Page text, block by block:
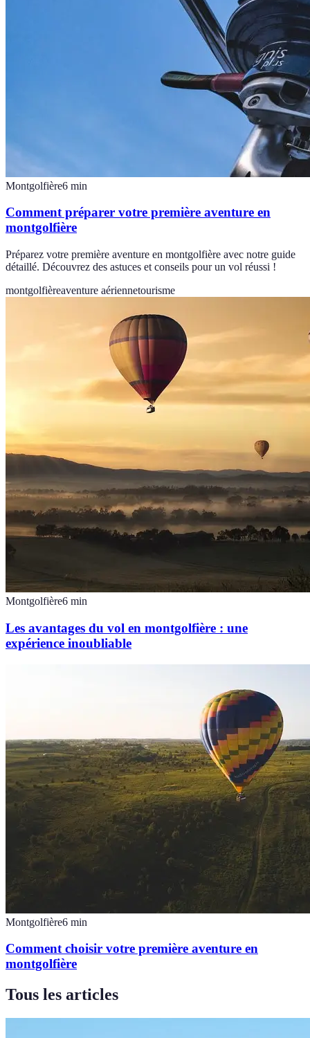
Montgolfière6 min
Comment préparer votre première aventure en
montgolfière
Préparez votre première aventure en montgolfière avec notre guide
détaillé. Découvrez des astuces et conseils pour un vol réussi !
montgolfièreaventure aériennetourisme
Montgolfière6 min
Les avantages du vol en montgolfière : une
expérience inoubliable
Montgolfière6 min
Comment choisir votre première aventure en
montgolfière
Tous les articles